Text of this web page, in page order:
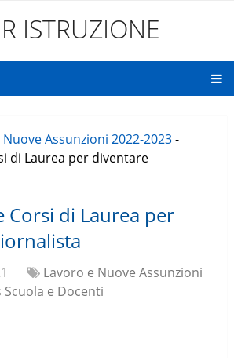
ISTRUZIONE
Assunzioni 2022-2023-
di Laurea per diventare
Corsi di Laurea per
Lavoro e Nuove Assunzioni
Scuola e Docenti